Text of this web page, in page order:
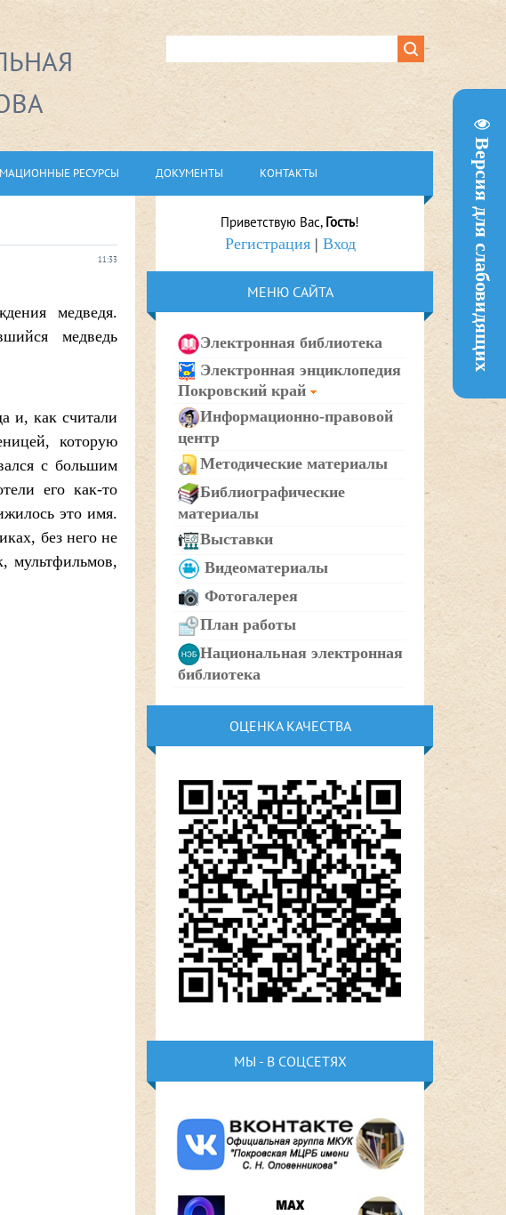
Версия для слабовидящих
РЕСУРСЫ ДОКУМЕНТЫ КОНТАКТЫ
11:33
медведя.
медведь
и, как считали
которую
с большим
его как-то
это имя.
без него не
мультфильмов,
Приветствую Вас, Гость!
Регистрация| Вход
МЕНЮ САЙТА
Электронная библиотека
Электронная энциклопедия
Покровский край
Информационно-правовой
центр
Методические материалы
Библиографические
материалы
Выставки
Видеоматериалы
Фотогалерея
План работы
Национальная электронная
библиотека
ОЦЕНКА КАЧЕСТВА
МЫ - В СОЦСЕТЯХ